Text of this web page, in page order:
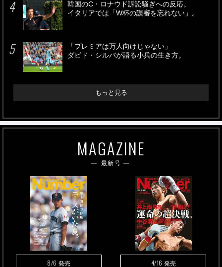
韓国のC・ロナウド訴訟騒ぎへの反応。
イタリアでは「W杯の誤審を忘れない」。
「プレミアは万人向けじゃない」
ダビド・シルバが語る小兵の生き方。
もっと見る
MAGAZINE
最新号
8/6 発売 4/16 発売